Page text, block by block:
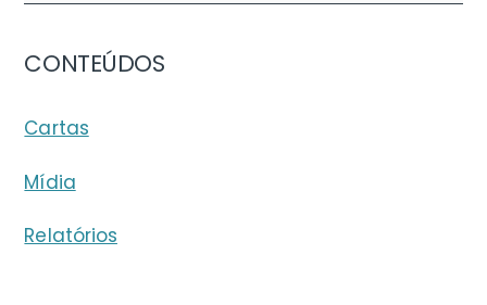
CONTEÚDOS
Cartas
Mídia
Relatórios